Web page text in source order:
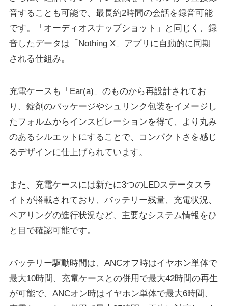
音することも可能で、最長約2時間の会話を録音可能
です。「オーディオスナップショット」と同じく、録
音したデータは「Nothing X」アプリに自動的に同期
される仕組み。
充電ケースも「Ear(a)」のものから再設計されてお
り、錠剤のパッケージやシュリンク包装をイメージし
たフォルムからインスピレーションを得て、より丸み
のあるシルエットにすることで、コンパクトさを感じ
るデザインに仕上げられています。
また、充電ケースには新たに3つのLEDステータスラ
イトが搭載されており、バッテリー残量、充電状況、
ペアリングの進行状況など、主要なシステム情報をひ
と目で確認可能です。
バッテリー駆動時間は、ANCオフ時はイヤホン単体で
最大10時間、充電ケースとの併用で最大42時間の再生
が可能で、ANCオン時はイヤホン単体で最大6時間、